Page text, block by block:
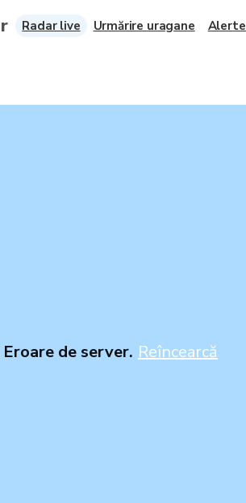
Eroare de server. Reîncearcă
Radar live Urmărire uragane